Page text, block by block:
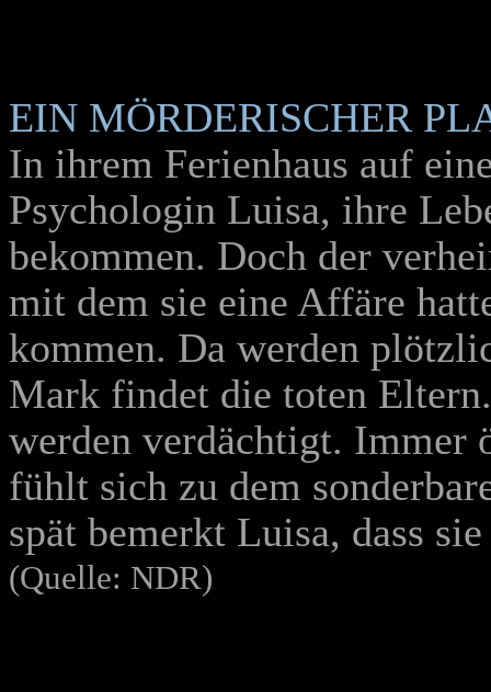
EIN MÖRDERISCHER
In ihrem Ferienhaus auf
Psychologin Luisa, ihre
bekommen. Doch der
mit dem sie eine Affäre
kommen. Da werden
Mark findet die toten
werden verdächtigt. Immer
fühlt sich zu dem
spät bemerkt Luisa, dass
(Quelle: NDR)